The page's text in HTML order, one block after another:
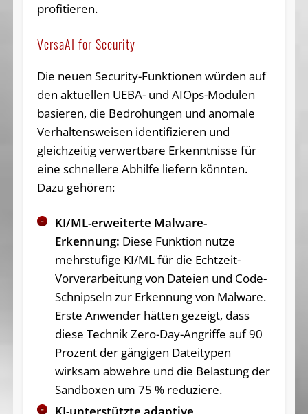
profitieren.
VersaAI for Security
Die neuen Security-Funktionen würden auf
den aktuellen UEBA- und AIOps-Modulen
basieren, die Bedrohungen und anomale
Verhaltensweisen identifizieren und
gleichzeitig verwertbare Erkenntnisse für
eine schnellere Abhilfe liefern könnten.
Dazu gehören:
KI/ML-erweiterte Malware-
Erkennung: Diese Funktion nutze
mehrstufige KI/ML für die Echtzeit-
Vorverarbeitung von Dateien und Code-
Schnipseln zur Erkennung von Malware.
Erste Anwender hätten gezeigt, dass
diese Technik Zero-Day-Angriffe auf 90
Prozent der gängigen Dateitypen
wirksam abwehre und die Belastung der
Sandboxen um 75 % reduziere.